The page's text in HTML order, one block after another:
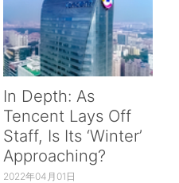
In Depth: As
Tencent Lays Off
Staff, Is Its ‘Winter’
Approaching?
2022年04月01日